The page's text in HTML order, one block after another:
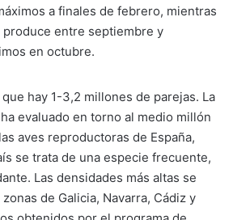
a finales de febrero, mientras
entre septiembre y
en octubre.
hay 1-3,2 millones de parejas. La
evaluado en torno al medio millón
aves reproductoras de España,
se trata de una especie frecuente,
Las densidades más altas se
de Galicia, Navarra, Cádiz y